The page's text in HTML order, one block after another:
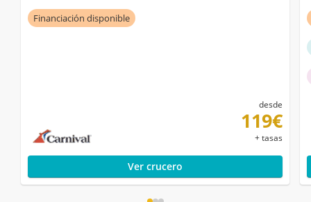
Financiación disponible
desde
119€
+ tasas
Ver crucero